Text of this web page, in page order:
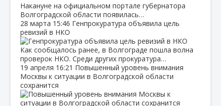
Накануне на официальном портале губернатора
Волгоградской области появилась…
28 марта 15:46 Генпрокуратура объявила цель
ревизий в НКО
Как сообщалось ранее, в Волгограде пошла волна
проверок НКО. Среди других прокуратура…
19 апреля 16:21 Повышенный уровень внимания
Москвы к ситуации в Волгоградской области
сохранится